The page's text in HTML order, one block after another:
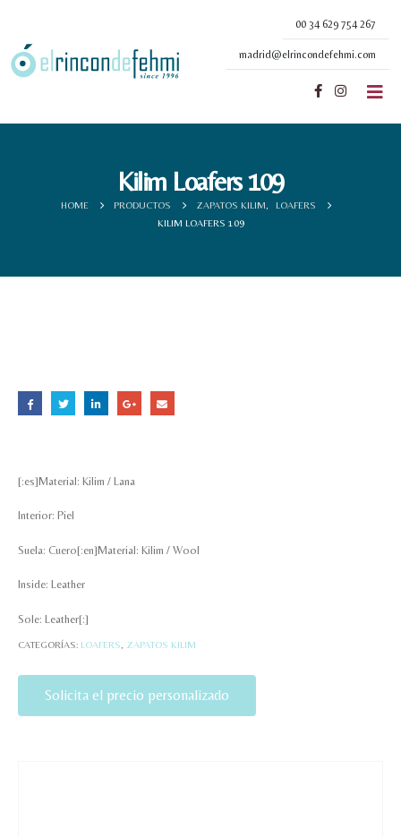
00 34 629 754 267
madrid@elrincondefehmi.com
Kilim Loafers 109
HOME PRODUCTOS ZAPATOS KILIM
LOAFERS
KILIM LOAFERS 109
[:es]Material: Kilim / Lana
Interior: Piel
Suela: Cuero[:en]Material: Kilim / Wool
Inside: Leather
Sole: Leather[:]
CATEGORÍAS: LOAFERS ZAPATOS KILIM
Solicita el precio personalizado